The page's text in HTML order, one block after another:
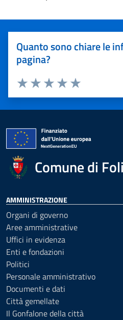
Quanto sono chiare le
pagina?
Valuta 5 stelle
Valuta 4 stelle su 5
Valuta 3 stelle su 5
Valuta 2 stelle su 5
Valuta 1 stelle su 5
Comune di
AMMINISTRAZIONE
Organi di governo
Aree amministrative
Uffici in evidenza
Enti e fondazioni
Politici
Personale amministrativo
Documenti e dati
Città gemellate
Il Gonfalone della città